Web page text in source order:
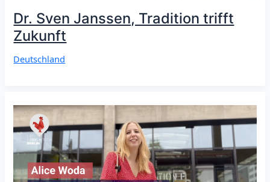
Dr. Sven Janssen, Tradition trifft
Zukunft
Deutschland